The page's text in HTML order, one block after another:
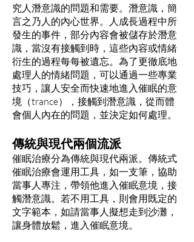
究人潛意識的問題和需要。潛意識，簡
言之乃人的內心世界。人成長過程中所
發生的事件，部分內容會被儲存於潛意
識，當沒有接觸到時，這些內容或情緒
衍生的過程每每被遺忘。為了更徹底地
處理人的情緒問題，可以通過一些專業
技巧，讓人安全而快速地進入催眠的意
境（trance），接觸到潛意識，從而體
會個人內在的問題，並決定如何處理。
傳統與現代兩個流派
催眠治療分為傳統與現代兩派。傳統式
催眠治療會運用工具，如一支筆，協助
當事人專注，帶領他進入催眠意境，接
觸潛意識。若不用工具，則會用既定的
文字範本，如請當事人擬想走到沙灘，
讓身體放鬆，進入催眠意境。